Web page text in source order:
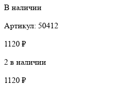
В наличии
Артикул: 50412
1120 ₽
2 в наличии
1120 ₽